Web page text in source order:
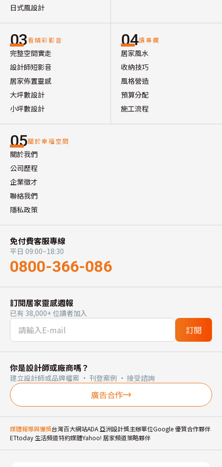
日式風設計
03看精彩影音
完整空間實走
設計師短影音
居家佈置靈感
大坪數設計
小坪數設計
04讀專欄
居家風水
收納技巧
風格營造
預算分配
施工流程
05關於幸福空間
關於我們
公司歷程
企業徵才
聯絡我們
隱私政策
免付費客服專線
平日 09:00~18:30
0800-366-086
訂閱居家靈感週報
已有 38,000+ 位讀者加入
訂閱
你是設計師或廠商嗎？
建立設計師或品牌檔案 · 刊登案例 · 接受諮詢
廣告合作
媒體報導與獲獎台灣百大網站ADA 亞洲設計獎主辦單位Google 優質合作夥伴
ETtoday 生活頻道特約媒體Yahoo! 居家頻道策略夥伴